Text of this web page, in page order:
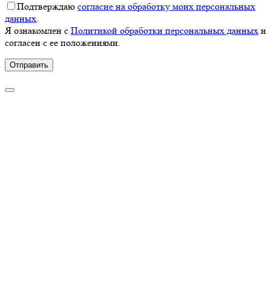
Подтверждаю согласие на обработку моих персональных
данных.
Я ознакомлен с Политикой обработки персональных данных и
согласен с ее положениями.